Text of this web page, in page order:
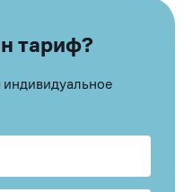
тариф?
индивидуальное